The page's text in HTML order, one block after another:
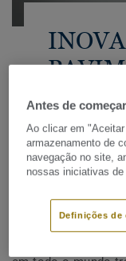
PARTILHAR
Antes de
Ao clicar em
armazenamento de
navegação no site,
nossas iniciativas de
Definições de